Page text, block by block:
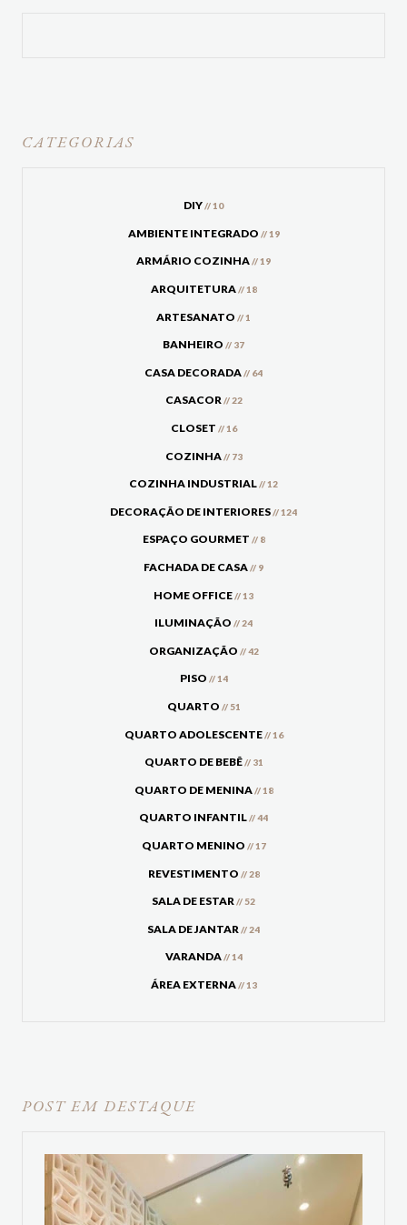
CATEGORIAS
DIY// 10
AMBIENTE INTEGRADO // 19
ARMÁRIO COZINHA// 19
ARQUITETURA// 18
ARTESANATO // 1
BANHEIRO // 37
CASA DECORADA// 64
CASACOR// 22
CLOSET // 16
COZINHA// 73
COZINHA INDUSTRIAL// 12
DECORAÇÃO DE INTERIORES// 124
ESPAÇO GOURMET // 8
FACHADA DE CASA// 9
HOME OFFICE// 13
ILUMINAÇÃO // 24
ORGANIZAÇÃO // 42
PISO // 14
QUARTO // 51
QUARTO ADOLESCENTE// 16
QUARTO DE BEBÊ// 31
QUARTO DE MENINA// 18
QUARTO INFANTIL// 44
QUARTO MENINO // 17
REVESTIMENTO // 28
SALA DE ESTAR// 52
SALA DE JANTAR // 24
VARANDA// 14
ÁREA EXTERNA// 13
POST EM DESTAQUE